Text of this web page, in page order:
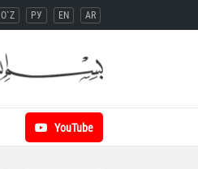
O`Z РУ EN AR
YouTube